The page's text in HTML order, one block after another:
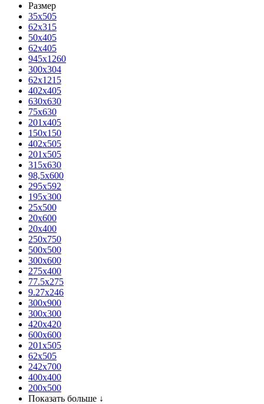
Размер
35х505
62x315
50x405
62х405
945x1260
300x304
62x1215
402x405
630x630
75x630
201x405
150x150
402x505
201x505
315x630
98,5х600
295x592
195х300
25x500
20х600
20х400
250x750
500x500
300x600
275x400
77.5х275
9.27x246
300x900
300x300
420х420
600х600
201х505
62х505
242х700
400х400
200х500
Показать больше ↓